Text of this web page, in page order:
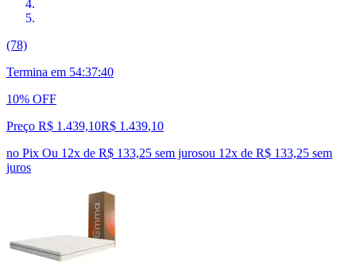
(78)
Termina em 54:37:39
10% OFF
Preço R$ 1.439,10R$ 1.439,10
no Pix Ou 12x de R$ 133,25 sem jurosou 12x de R$ 133,25 sem
juros